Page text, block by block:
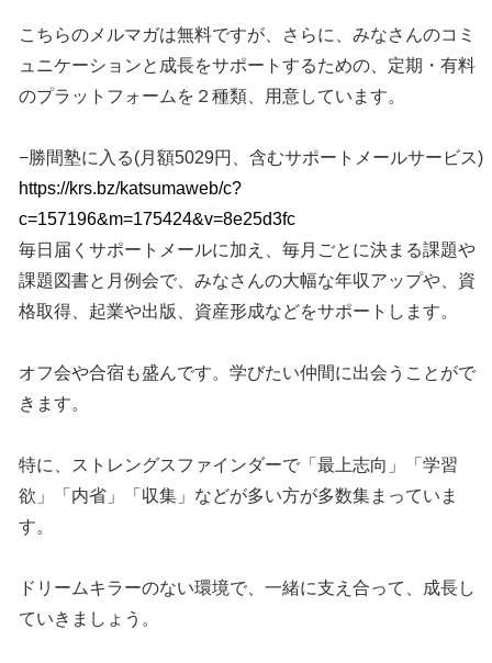
こちらのメルマガは無料ですが、さらに、みなさんのコミ
ュニケーションと成長をサポートするための、定期・有料
のプラットフォームを２種類、用意しています。
−勝間塾に入る(月額5029円、含むサポートメールサービス)
https://krs.bz/katsumaweb/c?
c=157196&m=175424&v=8e25d3fc
毎日届くサポートメールに加え、毎月ごとに決まる課題や
課題図書と月例会で、みなさんの大幅な年収アップや、資
格取得、起業や出版、資産形成などをサポートします。
オフ会や合宿も盛んです。学びたい仲間に出会うことがで
きます。
特に、ストレングスファインダーで「最上志向」「学習
欲」「内省」「収集」などが多い方が多数集まっていま
す。
ドリームキラーのない環境で、一緒に支え合って、成長し
ていきましょう。